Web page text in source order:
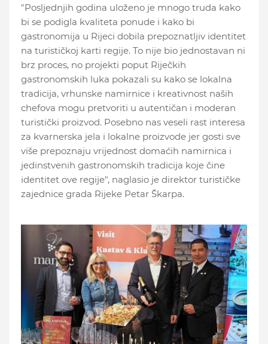
"Posljednjih godina uloženo je mnogo truda kako
bi se podigla kvaliteta ponude i kako bi
gastronomija u Rijeci dobila prepoznatljiv identitet
na turističkoj karti regije. To nije bio jednostavan ni
brz proces, no projekti poput Riječkih
gastronomskih luka pokazali su kako se lokalna
tradicija, vrhunske namirnice i kreativnost naših
chefova mogu pretvoriti u autentičan i moderan
turistički proizvod. Posebno nas veseli rast interesa
za kvarnerska jela i lokalne proizvode jer gosti sve
više prepoznaju vrijednost domaćih namirnica i
jedinstvenih gastronomskih tradicija koje čine
identitet ove regije", naglasio je direktor turističke
zajednice grada Rijeke Petar Škarpa.